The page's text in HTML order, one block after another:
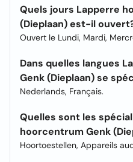
Quels jours Lapperre
(Dieplaan) est-il
Ouvert le Lundi, Mardi,
Dans quelles langues
Genk (Dieplaan) se
Nederlands, Français.
Quelles sont les
hoorcentrum Genk
Hoortoestellen, Appareils